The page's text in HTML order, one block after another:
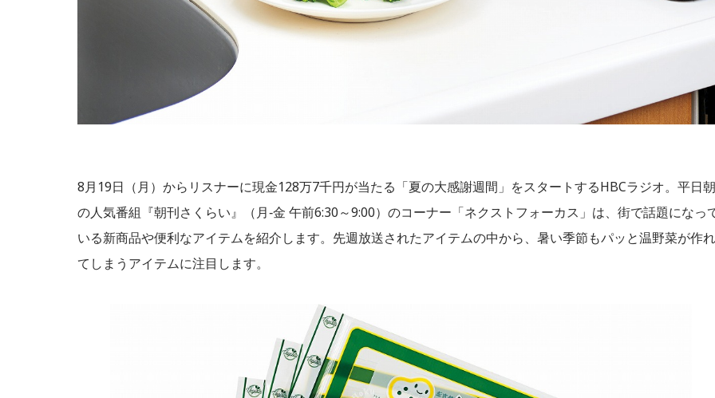
8月19日（月）からリスナーに現金128万7千円が当たる「夏の大感謝週間」をスタートするHBCラジオ。平日朝
の人気番組『朝刊さくらい』（月‐金 午前6:30～9:00）のコーナー「ネクストフォーカス」は、街で話題になっ
いる新商品や便利なアイテムを紹介します。先週放送されたアイテムの中から、暑い季節もパッと温野菜が作れ
てしまうアイテムに注目します。